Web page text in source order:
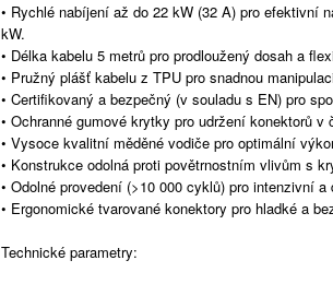
• Rychlé nabíjení až do 22 kW (32 A) pro efektivní
kW.
• Délka kabelu 5 metrů pro prodloužený dosah a
• Pružný plášť kabelu z TPU pro snadnou
• Certifikovaný a bezpečný (v souladu s EN) pro
• Ochranné gumové krytky pro udržení konektorů v
• Vysoce kvalitní měděné vodiče pro optimální
• Konstrukce odolná proti povětrnostním vlivům s
• Odolné provedení (>10 000 cyklů) pro intenzivní
• Ergonomické tvarované konektory pro hladké a
Technické parametry: